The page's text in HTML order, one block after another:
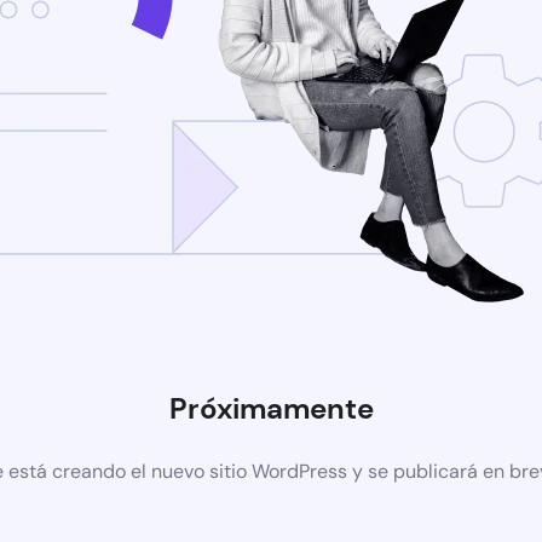
Próximamente
está creando el nuevo sitio WordPress y se publicará en